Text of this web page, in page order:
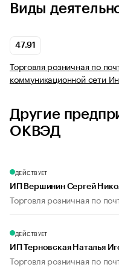
Виды
47.91
Торговля розничная по
коммуникационной сети
Другие
ОКВЭД
ДЕЙСТВУЕТ
ИП Вершинин Сергей
Торговля розничная по
ДЕЙСТВУЕТ
ИП Терновская Наталья
Торговля розничная по